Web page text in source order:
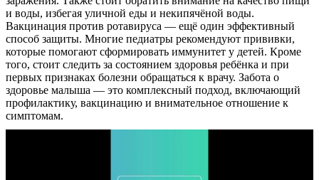
Контакты
и воды, избегая уличной еды и некипячёной воды.
Вакцинация против ротавируса — ещё один эффективный
способ защиты. Многие педиатры рекомендуют прививки,
которые помогают сформировать иммунитет у детей. Кроме
того, стоит следить за состоянием здоровья ребёнка и при
первых признаках болезни обращаться к врачу. Забота о
здоровье малыша — это комплексный подход, включающий
профилактику, вакцинацию и внимательное отношение к
симптомам.